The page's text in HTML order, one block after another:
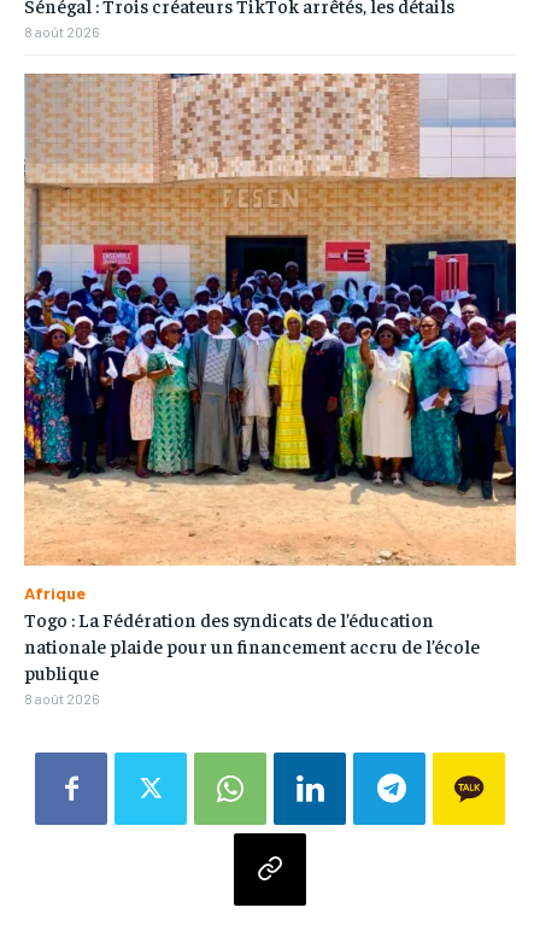
Sénégal : Trois créateurs TikTok arrêtés, les détails
8 août 2026
Afrique
Togo : La Fédération des syndicats de l’éducation
nationale plaide pour un financement accru de l’école
publique
8 août 2026